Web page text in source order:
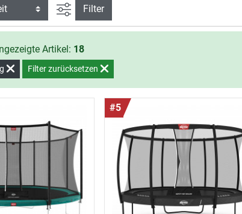
Ansicht filtern
Filter
Artikel: 18
Filter zurücksetzen
#5